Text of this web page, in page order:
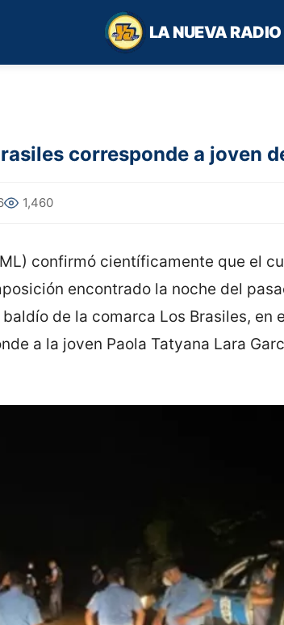
LA NUEVA
corresponde a joven
1,460
confirmó científicamente que el
encontrado la noche del
de la comarca Los Brasiles, en
a la joven Paola Tatyana Lara